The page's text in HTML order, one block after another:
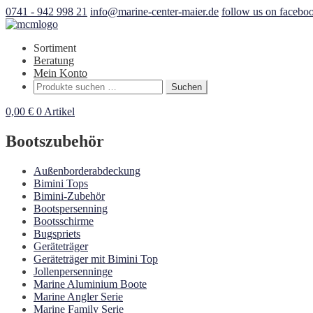
0741 - 942 998 21 info@marine-center-maier.de follow us on
Sortiment
Beratung
Mein Konto
Suchen
nach:
Suchen
0,00 € 0 Artikel
Bootszubehör
Außenborderabdeckung
Bimini Tops
Bimini-Zubehör
Bootspersenning
Bootsschirme
Bugspriets
Geräteträger
Geräteträger mit Bimini Top
Jollenpersenninge
Marine Aluminium Boote
Marine Angler Serie
Marine Family Serie